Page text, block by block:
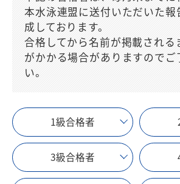
本水泳連盟に送付いただいた
成しております。
合格してから名前が掲載される
がかかる場合がありますのでご
い。
1級合格者
3級合格者